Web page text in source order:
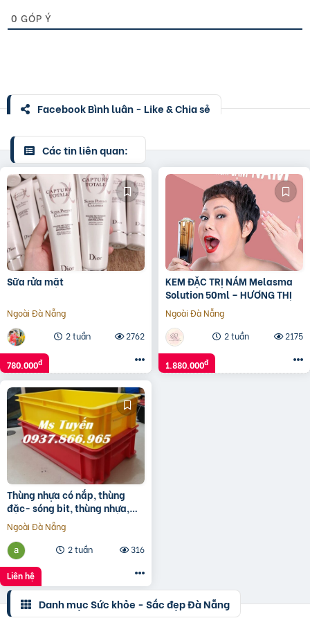
0 GÓP Ý
Facebook Bình luận - Like & Chia sẻ
Các tin liên quan:
Sữa rửa mặt
Ngoài Đà Nẵng
2 tuần
2762
780.000đ
KEM ĐẶC TRỊ NÁM Melasma
Solution 50ml – HƯƠNG THỊ
Ngoài Đà Nẵng
2 tuần
2175
1.880.000đ
Thùng nhựa có nắp, thùng
đặc- sóng bit, thùng nhựa,
khay nhựa tại Hà Nội
Ngoài Đà Nẵng
2 tuần
316
Liên hệ
Danh mục Sức khỏe - Sắc đẹp Đà Nẵng